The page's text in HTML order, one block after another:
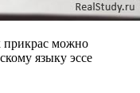
прикрас можно
языку эссе